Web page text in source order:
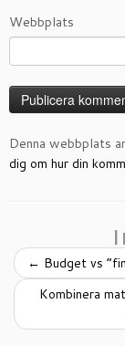
Webbplats
Denna webbplats
dig om hur din
← Budget vs
Kombinera